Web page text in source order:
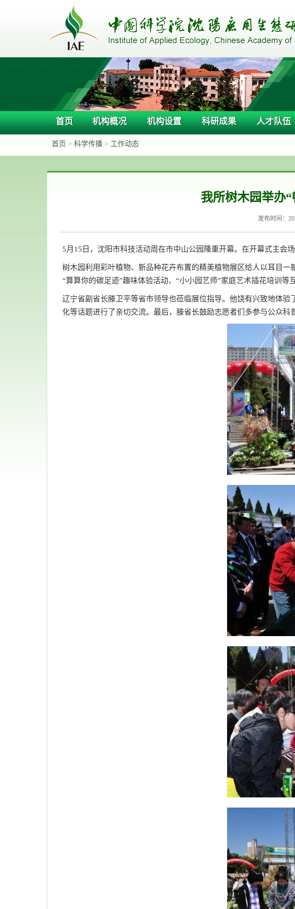
首页 机构概况 机构设置 科研成果 人才队伍
首页 > 科学传播 > 工作动态
我所树木园举办
发布时间：
5月15日，沈阳市科技活动周在市中山公园隆重开幕。在开幕式主会
树木园利用彩叶植物、新品种花卉布置的精美植物展区给人以耳目一
“算算你的碳足迹”趣味体验活动、“小小园艺师”家庭艺术插花培训
辽宁省副省长滕卫平等省市领导也莅临展位指导。他饶有兴致地体
化等话题进行了亲切交流。最后，滕省长鼓励志愿者们多参与公众